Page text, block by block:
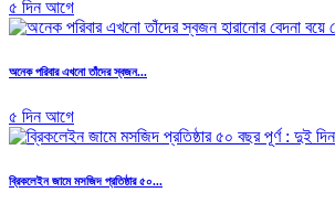
৫ দিন আগে
অনেক পরিবার এখনো তাঁদের স্বজন...
৫ দিন আগে
ব্রিকলেইন জামে মসজিদ প্রতিষ্ঠার ৫০...